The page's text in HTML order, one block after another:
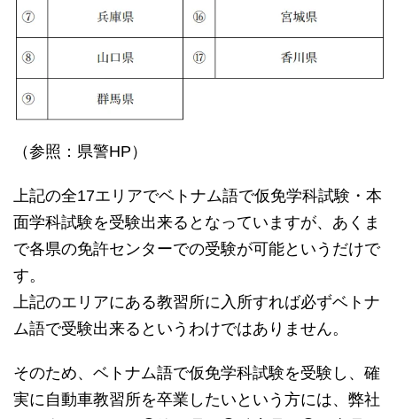
（参照：県警HP）
上記の全17エリアでベトナム語で仮免学科試験・本
面学科試験を受験出来るとなっていますが、あくま
で各県の免許センターでの受験が可能というだけで
す。
上記のエリアにある教習所に入所すれば必ずベトナ
ム語で受験出来るというわけではありません。
そのため、ベトナム語で仮免学科試験を受験し、確
実に自動車教習所を卒業したいという方には、弊社